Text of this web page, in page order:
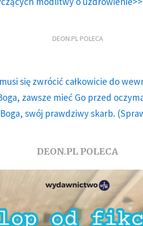
DEON.PL POLECA
się zwrócić całkowicie do
zawsze mieć Go przed
swój prawdziwy skarb.
DEON.PL POLECA